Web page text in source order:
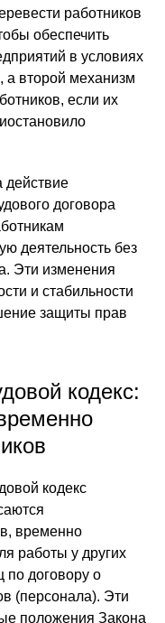
работников
обеспечить
в условиях
а второй механизм
если их
действие
договора
деятельность без
Эти изменения
и стабильности
защиты прав
кодекс:
кодекс
временно
работы у других
по договору о
(персонала). Эти
положения Закона